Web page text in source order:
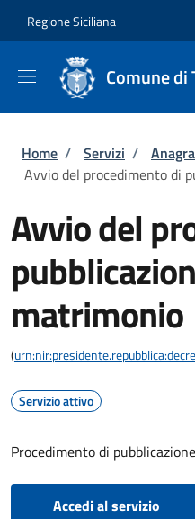
Regione Siciliana
Comune di
Briciole di
Home / Servizi /
Avvio del procedimento di
Avvio del
matrimonio
(
Servizio attivo
Procedimento di
Accedi al servizio